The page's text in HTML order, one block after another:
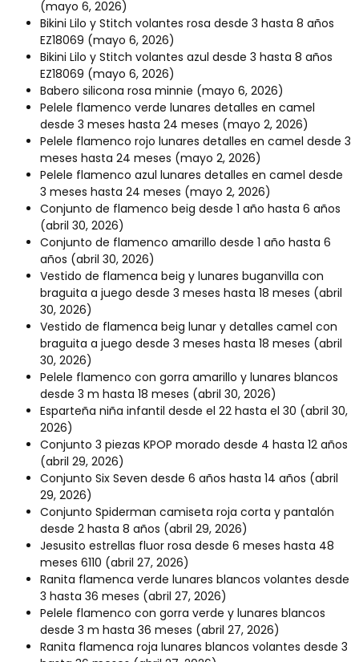
(mayo 6, 2026)
Bikini Lilo y Stitch volantes rosa desde 3 hasta 8 años
EZ18069 (mayo 6, 2026)
Bikini Lilo y Stitch volantes azul desde 3 hasta 8 años
EZ18069 (mayo 6, 2026)
Babero silicona rosa minnie (mayo 6, 2026)
Pelele flamenco verde lunares detalles en camel
desde 3 meses hasta 24 meses (mayo 2, 2026)
Pelele flamenco rojo lunares detalles en camel desde 3
meses hasta 24 meses (mayo 2, 2026)
Pelele flamenco azul lunares detalles en camel desde
3 meses hasta 24 meses (mayo 2, 2026)
Conjunto de flamenco beig desde 1 año hasta 6 años
(abril 30, 2026)
Conjunto de flamenco amarillo desde 1 año hasta 6
años (abril 30, 2026)
Vestido de flamenca beig y lunares buganvilla con
braguita a juego desde 3 meses hasta 18 meses (abril
30, 2026)
Vestido de flamenca beig lunar y detalles camel con
braguita a juego desde 3 meses hasta 18 meses (abril
30, 2026)
Pelele flamenco con gorra amarillo y lunares blancos
desde 3 m hasta 18 meses (abril 30, 2026)
Esparteña niña infantil desde el 22 hasta el 30 (abril 30,
2026)
Conjunto 3 piezas KPOP morado desde 4 hasta 12 años
(abril 29, 2026)
Conjunto Six Seven desde 6 años hasta 14 años (abril
29, 2026)
Conjunto Spiderman camiseta roja corta y pantalón
desde 2 hasta 8 años (abril 29, 2026)
Jesusito estrellas fluor rosa desde 6 meses hasta 48
meses 6110 (abril 27, 2026)
Ranita flamenca verde lunares blancos volantes desde
3 hasta 36 meses (abril 27, 2026)
Pelele flamenco con gorra verde y lunares blancos
desde 3 m hasta 36 meses (abril 27, 2026)
Ranita flamenca roja lunares blancos volantes desde 3